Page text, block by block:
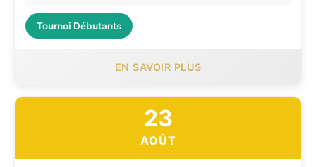
Tournoi Débutants
EN SAVOIR PLUS
23
AOÛT